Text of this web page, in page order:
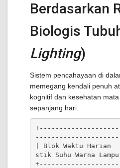
Berdasarkan
Biologis
Lighting)
Sistem pencahayaan di
memegang kendali penuh
kognitif dan kesehatan
sepanjang hari.
| Blok Waktu
stik Suhu Warna